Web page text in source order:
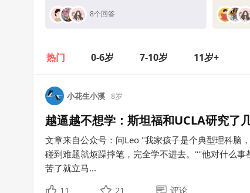
8个回答
热门 0-6岁 7-10岁 11岁+
小花生小溪 8岁
越逼越不想学：斯坦福和UCLA研究了
文章来自公众号：问Leo "我家孩子是个典型理科脑
碰到难题就烦躁摔笔，完全学不进去。""他对什么
苦了就立马...
11
21 评论